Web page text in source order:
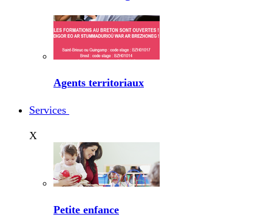
Agents territoriaux
Services
X
Petite enfance